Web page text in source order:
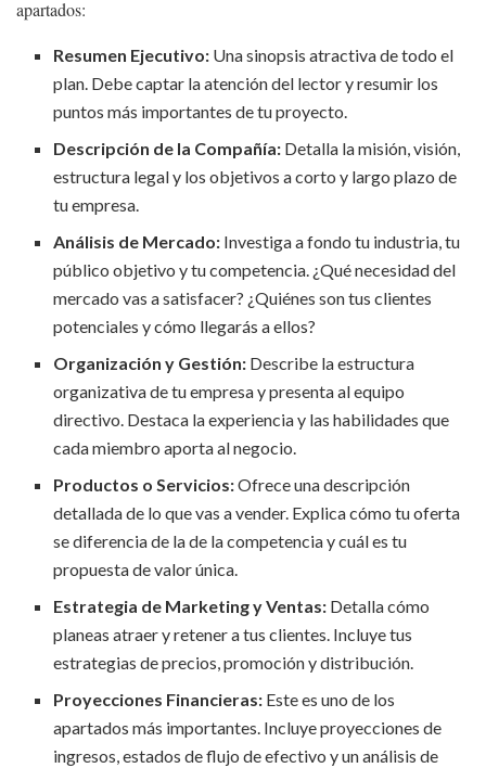
apartados:
Resumen Ejecutivo: Una sinopsis atractiva de todo el
plan. Debe captar la atención del lector y resumir los
puntos más importantes de tu proyecto.
Descripción de la Compañía: Detalla la misión, visión,
estructura legal y los objetivos a corto y largo plazo de
tu empresa.
Análisis de Mercado: Investiga a fondo tu industria, tu
público objetivo y tu competencia. ¿Qué necesidad del
mercado vas a satisfacer? ¿Quiénes son tus clientes
potenciales y cómo llegarás a ellos?
Organización y Gestión: Describe la estructura
organizativa de tu empresa y presenta al equipo
directivo. Destaca la experiencia y las habilidades que
cada miembro aporta al negocio.
Productos o Servicios:Ofrece una descripción
detallada de lo que vas a vender. Explica cómo tu oferta
se diferencia de la de la competencia y cuál es tu
propuesta de valor única.
Estrategia de Marketing y Ventas: Detalla cómo
planeas atraer y retener a tus clientes. Incluye tus
estrategias de precios, promoción y distribución.
Proyecciones Financieras: Este es uno de los
apartados más importantes. Incluye proyecciones de
ingresos, estados de flujo de efectivo y un análisis de